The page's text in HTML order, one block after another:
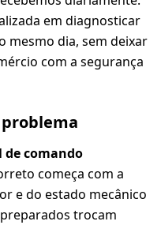
em diagnosticar
mesmo dia, sem deixar
com a segurança
de comando
começa com a
e do estado mecânico
trocam